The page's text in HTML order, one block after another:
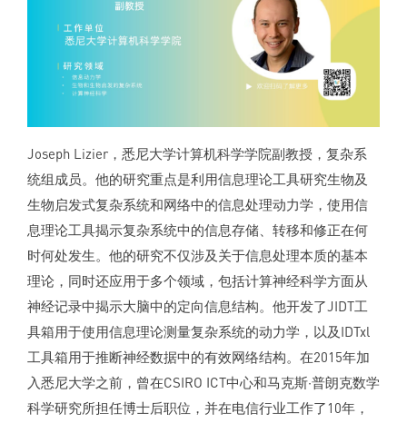
Joseph Lizier，悉尼大学计算机科学学院副教授，复杂系
统组成员。他的研究重点是利用信息理论工具研究生物及
生物启发式复杂系统和网络中的信息处理动力学，使用信
息理论工具揭示复杂系统中的信息存储、转移和修正在何
时何处发生。他的研究不仅涉及关于信息处理本质的基本
理论，同时还应用于多个领域，包括计算神经科学方面从
神经记录中揭示大脑中的定向信息结构。他开发了JIDT工
具箱用于使用信息理论测量复杂系统的动力学，以及IDTxl
工具箱用于推断神经数据中的有效网络结构。在2015年加
入悉尼大学之前，曾在CSIRO ICT中心和马克斯·普朗克数学
科学研究所担任博士后职位，并在电信行业工作了10年，